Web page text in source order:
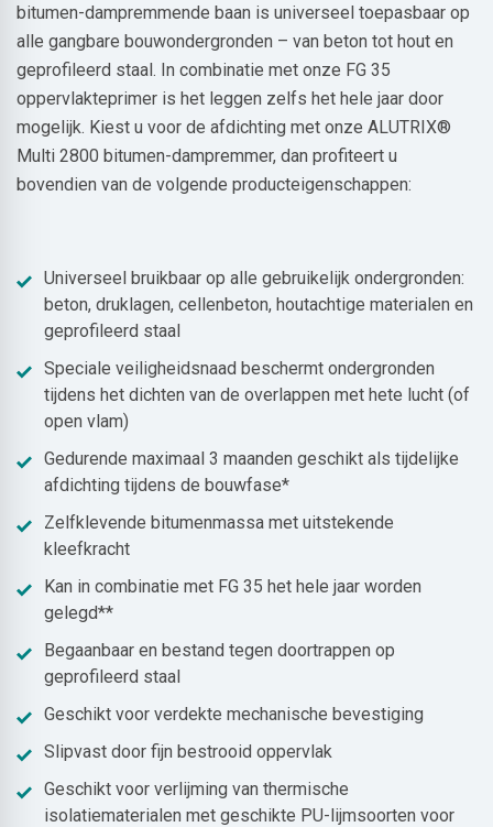
bitumen-dampremmende baan is universeel toepasbaar op
alle gangbare bouwondergronden – van beton tot hout en
geprofileerd staal. In combinatie met onze FG 35
oppervlakteprimer is het leggen zelfs het hele jaar door
mogelijk. Kiest u voor de afdichting met onze ALUTRIX®
Multi 2800 bitumen-dampremmer, dan profiteert u
bovendien van de volgende producteigenschappen:
Universeel bruikbaar op alle gebruikelijk ondergronden:
beton, druklagen, cellenbeton, houtachtige materialen en
geprofileerd staal
Speciale veiligheidsnaad beschermt ondergronden
tijdens het dichten van de overlappen met hete lucht (of
open vlam)
Gedurende maximaal 3 maanden geschikt als tijdelijke
afdichting tijdens de bouwfase*
Zelfklevende bitumenmassa met uitstekende
kleefkracht
Kan in combinatie met FG 35 het hele jaar worden
gelegd**
Begaanbaar en bestand tegen doortrappen op
geprofileerd staal
Geschikt voor verdekte mechanische bevestiging
Slipvast door fijn bestrooid oppervlak
Geschikt voor verlijming van thermische
isolatiematerialen met geschikte PU-lijmsoorten voor